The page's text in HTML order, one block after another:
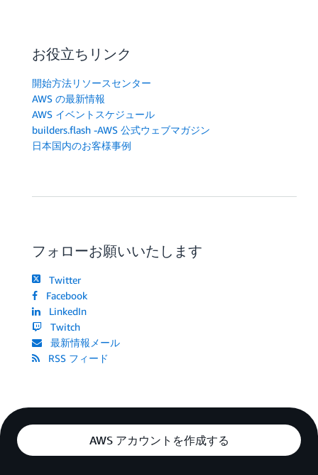
お役立ちリンク
開始方法リソースセンター
AWS の最新情報
AWS イベントスケジュール
builders.flash -AWS 公式ウェブマガジン
日本国内のお客様事例
フォローお願いいたします
Twitter
Facebook
LinkedIn
Twitch
最新情報メール
RSS フィード
AWS アカウントを作成する